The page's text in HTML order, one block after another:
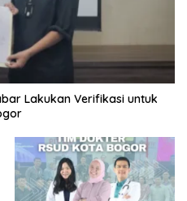
Lakukan Verifikasi untuk